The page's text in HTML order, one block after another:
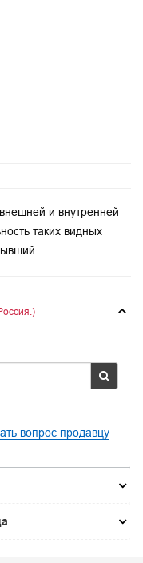
и внутренней
таких видных
...
вопрос продавцу